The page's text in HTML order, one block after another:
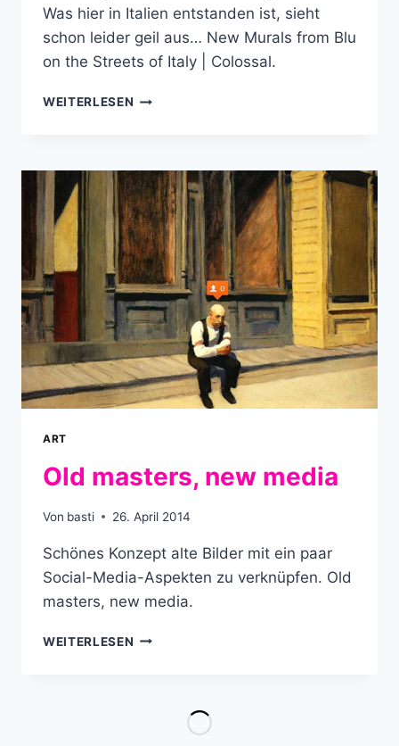
Was hier in Italien entstanden ist, sieht
schon leider geil aus… New Murals from Blu
on the Streets of Italy | Colossal.
WEITERLESEN NEW
ON
THE
STREETS
OF
ITALY
ART
Old masters, new media
Von basti 26. April 2014
Schönes Konzept alte Bilder mit ein paar
Social-Media-Aspekten zu verknüpfen. Old
masters, new media.
WEITERLESEN OLD